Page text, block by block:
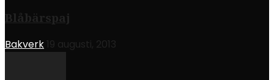
Blåbärspaj
Bakverk 19 augusti, 2013